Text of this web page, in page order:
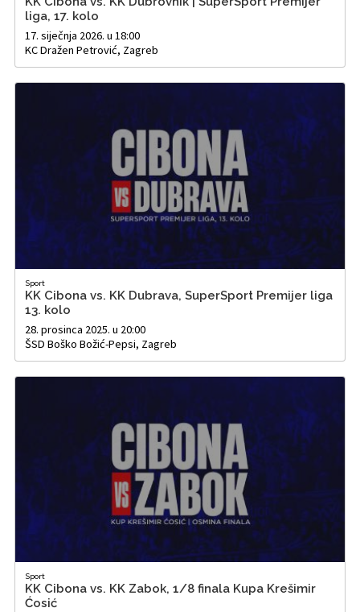
liga, 17. kolo
17. siječnja 2026. u 18:00
KC Dražen Petrović, Zagreb
Sport
KK Cibona vs. KK Dubrava, SuperSport Premijer liga
13. kolo
28. prosinca 2025. u 20:00
ŠSD Boško Božić-Pepsi, Zagreb
Sport
KK Cibona vs. KK Zabok, 1/8 finala Kupa Krešimir
Ćosić